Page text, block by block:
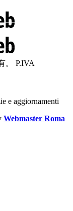
。 P.IVA
e aggiornamenti
Webmaster Roma